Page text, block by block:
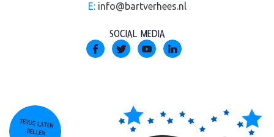
E: info@bartverhees.nl
SOCIAL MEDIA